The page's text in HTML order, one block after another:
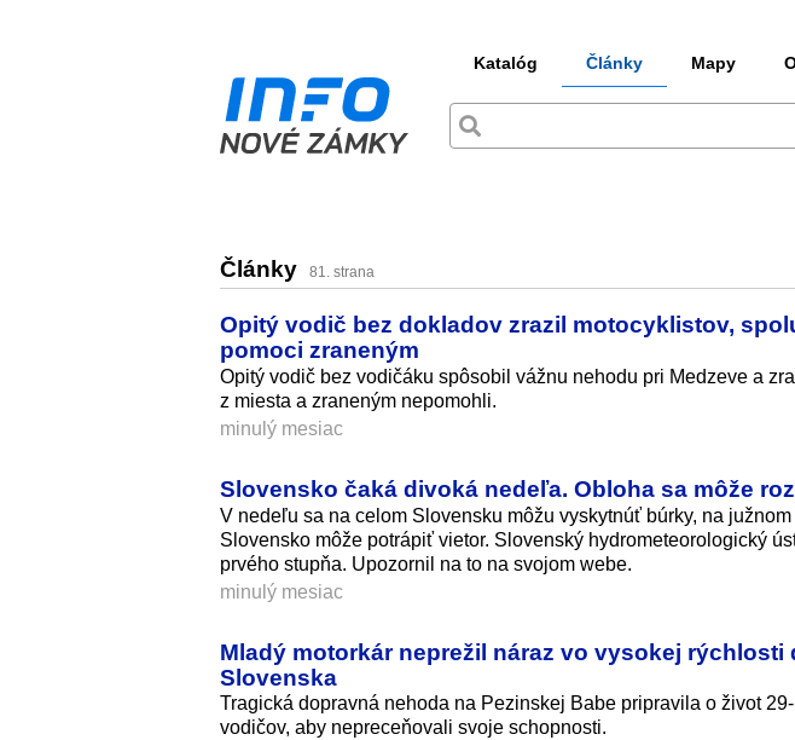
Katalóg Články Mapy
Články 81. strana
Opitý vodič bez dokladov zrazil motocyklistov,
pomoci zraneným
Opitý vodič bez vodičáku spôsobil vážnu nehodu pri Medzeve a
z miesta a zraneným nepomohli.
minulý mesiac
Slovensko čaká divoká nedeľa. Obloha sa môže
V nedeľu sa na celom Slovensku môžu vyskytnúť búrky, na
Slovensko môže potrápiť vietor. Slovenský hydrometeorologický
prvého stupňa. Upozornil na to na svojom webe.
minulý mesiac
Mladý motorkár neprežil náraz vo vysokej rýchlosti
Slovenska
Tragická dopravná nehoda na Pezinskej Babe pripravila o život
vodičov, aby nepreceňovali svoje schopnosti.